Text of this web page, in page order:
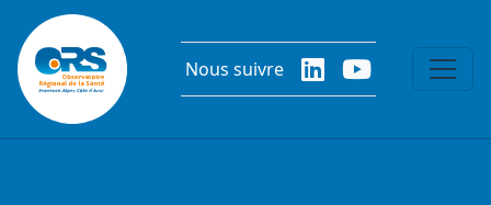
Aller au contenu principal
Nous suivre